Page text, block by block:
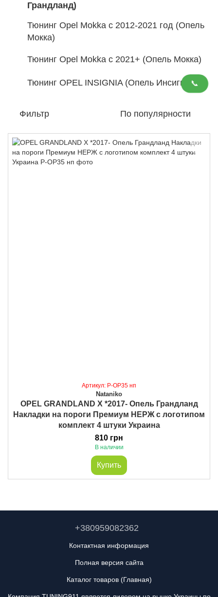
📞
Грандланд)
Тюнинг Opel Mokka с 2012-2021 год (Опель
Мокка)
Тюнинг Opel Mokka с 2021+ (Опель Мокка)
Тюнинг OPEL INSIGNIA (Опель Инсигния)
Фильтр По популярности
Артикул: P-OP35 нп
Nataniko
OPEL GRANDLAND X *2017- Опель Грандланд
Накладки на пороги Премиум НЕРЖ с логотипом
комплект 4 штуки Украина
810 грн
В наличии
Купить
+380959082362
Контактная информация
Полная версия сайта
Каталог товаров (Главная)